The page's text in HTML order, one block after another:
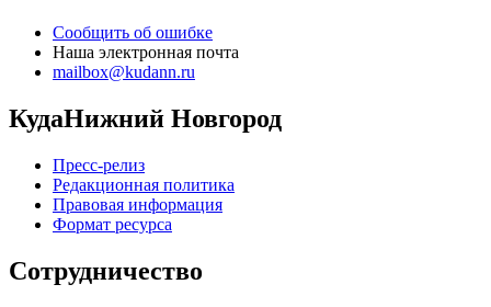
Сообщить об ошибке
Наша электронная почта
mailbox@kudann.ru
КудаНижний Новгород
Пресс-релиз
Редакционная политика
Правовая информация
Формат ресурса
Сотрудничество